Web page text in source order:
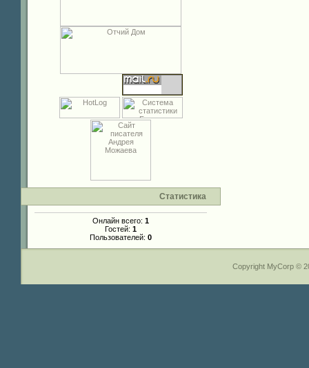
Статистика
Онлайн всего: 1
Гостей: 1
Пользователей: 0
Copyright MyCorp ©